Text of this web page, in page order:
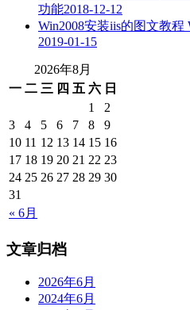
功能2018-12-12
Win2008安装iis的图文教程
2019-01-15
2026年8月
一 二 三 四 五 六 日
« 6月
1
2
3
4 5 6 7 8
9
10 11 12 13 14 15 16
17 18 19 20 21 22 23
24 25 26 27 28 29 30
31
文章归档
2026年6月
2024年6月